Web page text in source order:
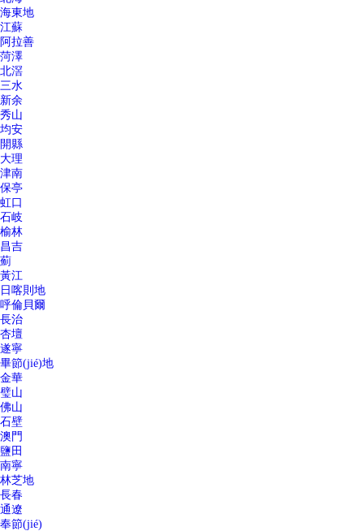
海東地
江蘇
阿拉善
菏澤
北滘
三水
新余
秀山
均安
開縣
大理
津南
保亭
虹口
石岐
榆林
昌吉
薊
黃江
日喀則地
呼倫貝爾
長治
杏壇
遂寧
畢節(jié)地
金華
璧山
佛山
石壁
澳門
鹽田
南寧
林芝地
長春
通遼
奉節(jié)